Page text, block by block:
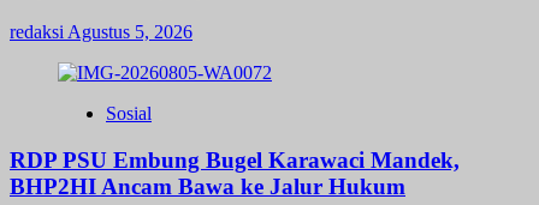
redaksi Agustus 5, 2026
Sosial
RDP PSU Embung Bugel Karawaci Mandek,
BHP2HI Ancam Bawa ke Jalur Hukum